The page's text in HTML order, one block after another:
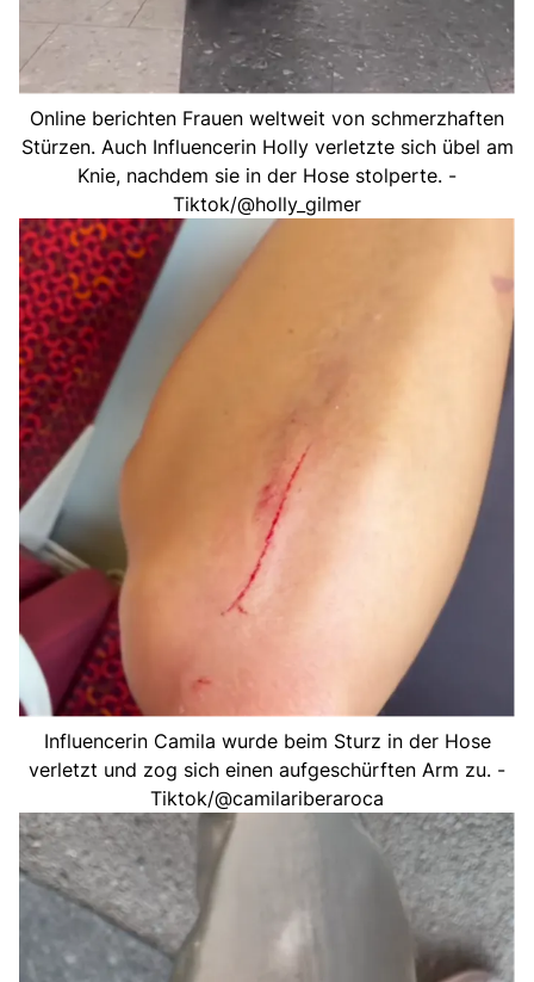
Online berichten Frauen weltweit von schmerzhaften
Stürzen. Auch Influencerin Holly verletzte sich übel am
Knie, nachdem sie in der Hose stolperte. -
Tiktok/@holly_gilmer
Influencerin Camila wurde beim Sturz in der Hose
verletzt und zog sich einen aufgeschürften Arm zu. -
Tiktok/@camilariberaroca